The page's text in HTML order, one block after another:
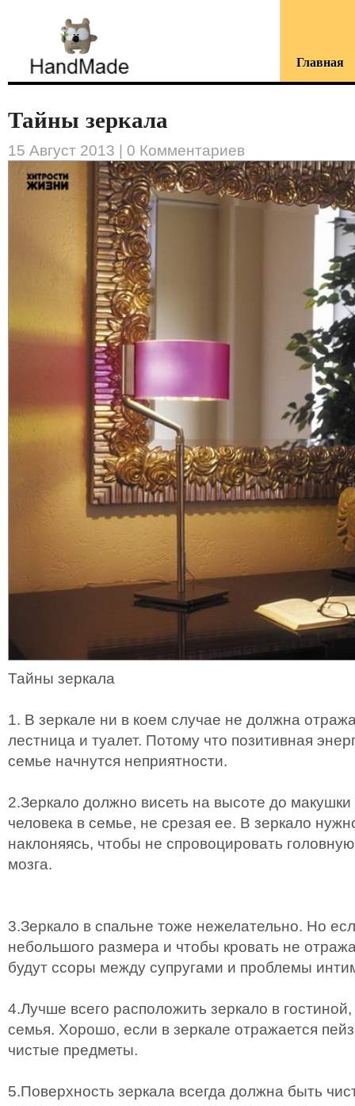
Главная
Тайны зеркала
15 Август 2013 | 0 Комментариев
Тайны зеркала
1. В зеркале ни в коем случае не должна
лестница и туалет. Потому что позитивная
семье начнутся неприятности.
2.Зеркало должно висеть на высоте до макушки
человека в семье, не срезая ее. В зеркало
наклоняясь, чтобы не спровоцировать
мозга.
3.Зеркало в спальне тоже нежелательно. Но
небольшого размера и чтобы кровать не
будут ссоры между супругами и проблемы
4.Лучше всего расположить зеркало в гостиной,
семья. Хорошо, если в зеркале отражается
чистые предметы.
5.Поверхность зеркала всегда должна быть